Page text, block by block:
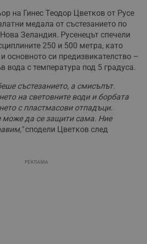
на Гинес Теодор Цветков от Русе
медала от състезанието по
Зеландия. Русенецът спечели
250 и 500 метра, като
основното си предизвикателство –
вода с температура под 5 градуса.
състезанието, а смисълът.
на световните води и борбата
с пластмасови отпадъци.
може да се защити сама. Ние
сподели Цветков след
РЕКЛАМА